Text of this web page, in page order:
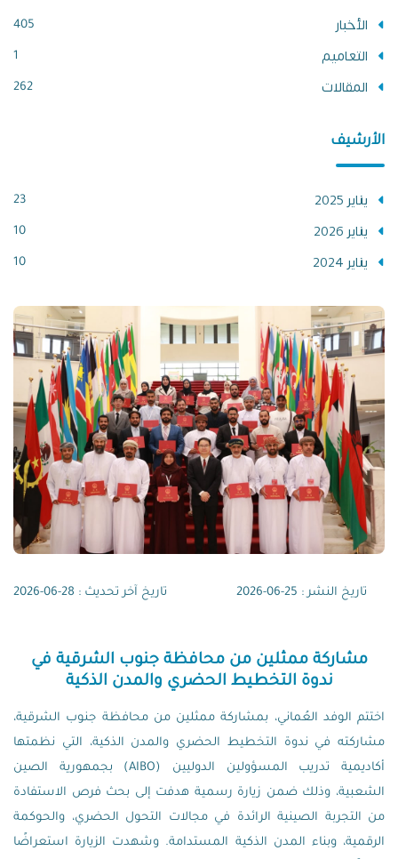
الأخبار 405
التعاميم 1
المقالات 262
الأرشيف
يناير 2025 23
يناير 2026 10
يناير 2024 10
تاريخ النشر : 25-06-2026 تاريخ آخر تحديث : 28-06-2026
مشاركة ممثلين من محافظة جنوب الشرقية في
ندوة التخطيط الحضري والمدن الذكية
اختتم الوفد العُماني، بمشاركة ممثلين من محافظة جنوب الشرقية،
مشاركته في ندوة التخطيط الحضري والمدن الذكية، التي نظمتها
أكاديمية تدريب المسؤولين الدوليين (AIBO) بجمهورية الصين
الشعبية، وذلك ضمن زيارة رسمية هدفت إلى بحث فرص الاستفادة
من التجربة الصينية الرائدة في مجالات التحول الحضري، والحوكمة
الرقمية، وبناء المدن الذكية المستدامة. وشهدت الزيارة استعراضًا